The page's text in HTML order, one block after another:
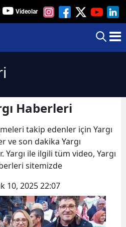
Videolar
Haberleri
takip edenler için Yargı
ve son dakika Yargı
ile ilgili tüm video, Yargı
sitemizde
10, 2025 22:07